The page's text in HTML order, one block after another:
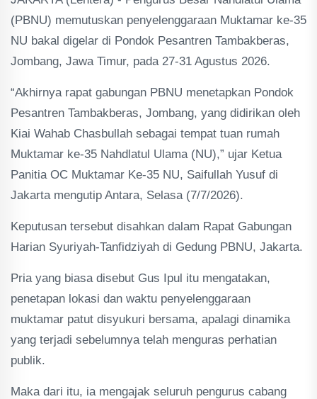
(PBNU) memutuskan penyelenggaraan Muktamar ke-35
NU bakal digelar di Pondok Pesantren Tambakberas,
Jombang, Jawa Timur, pada 27-31 Agustus 2026.
“Akhirnya rapat gabungan PBNU menetapkan Pondok
Pesantren Tambakberas, Jombang, yang didirikan oleh
Kiai Wahab Chasbullah sebagai tempat tuan rumah
Muktamar ke-35 Nahdlatul Ulama (NU),” ujar Ketua
Panitia OC Muktamar Ke-35 NU, Saifullah Yusuf di
Jakarta mengutip Antara, Selasa (7/7/2026).
Keputusan tersebut disahkan dalam Rapat Gabungan
Harian Syuriyah-Tanfidziyah di Gedung PBNU, Jakarta.
Pria yang biasa disebut Gus Ipul itu mengatakan,
penetapan lokasi dan waktu penyelenggaraan
muktamar patut disyukuri bersama, apalagi dinamika
yang terjadi sebelumnya telah menguras perhatian
publik.
Maka dari itu, ia mengajak seluruh pengurus cabang